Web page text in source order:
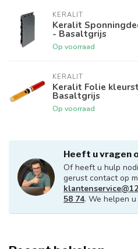
KERALIT
Keralit
- Basaltgrijs
Op voorraad
KERALIT
Keralit Folie
Basaltgrijs
Op voorraad
Heeft u vragen
Of heeft u hulp
gerust contact op
58 74. We helpen u